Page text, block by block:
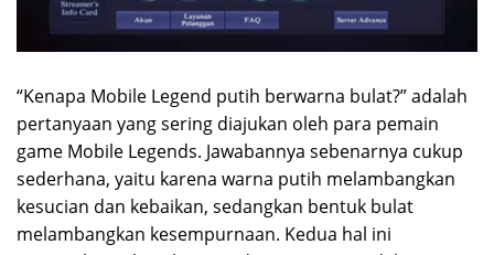
“Kenapa Mobile Legend putih berwarna bulat?” adalah
pertanyaan yang sering diajukan oleh para pemain
game Mobile Legends. Jawabannya sebenarnya cukup
sederhana, yaitu karena warna putih melambangkan
kesucian dan kebaikan, sedangkan bentuk bulat
melambangkan kesempurnaan. Kedua hal ini